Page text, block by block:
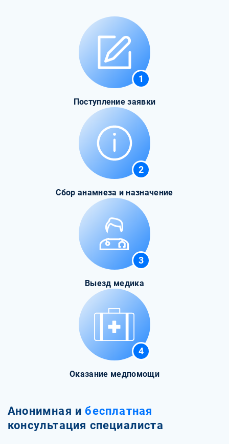
1
Поступление заявки
2
Сбор анамнеза и назначение
3
Выезд медика
4
Оказание медпомощи
Анонимная и бесплатная
консультация специалиста